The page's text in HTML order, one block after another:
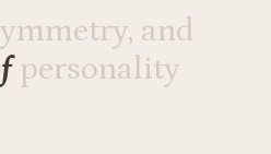
and
personality